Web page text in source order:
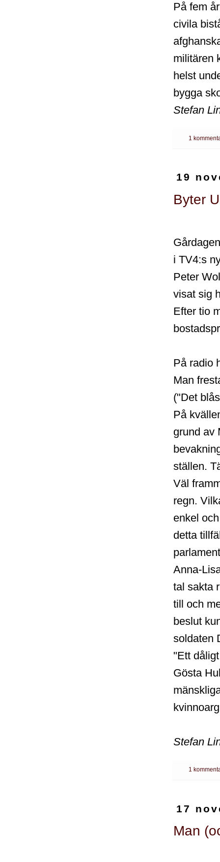
På fem
civila
militären
helst
bygga
Stefan
1
19
Byter
i TV4:s
Peter
visat sig
Efter tio
På radio
Man
("Det
På
grund av
ställen.
Väl
regn.
enkel
detta
Anna-
tal sakta
till och
beslut
soldaten
"Ett
Gösta
Stefan
1
17
Man